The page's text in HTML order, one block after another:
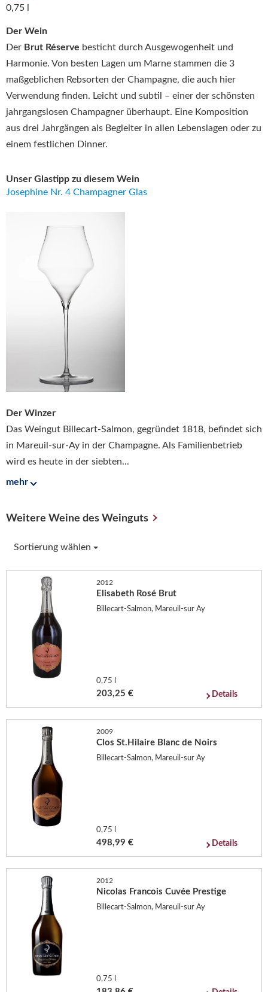
Der Wein
Der Brut Réserve besticht durch Ausgewogenheit und
Harmonie. Von besten Lagen um Marne stammen die 3
maßgeblichen Rebsorten der Champagne, die auch hier
Verwendung finden. Leicht und subtil – einer der schönsten
jahrgangslosen Champagner überhaupt. Eine Komposition
aus drei Jahrgängen als Begleiter in allen Lebenslagen oder zu
einem festlichen Dinner.
Unser Glastipp zu diesem Wein
Josephine Nr. 4 Champagner Glas
Der Winzer
Das Weingut Billecart-Salmon, gegründet 1818, befindet sich
in Mareuil-sur-Ay in der Champagne. Als Familienbetrieb
wird es heute in der siebten...
mehr
0,75 l
Weitere Weine des Weinguts
Sortierung wählen
2012
Elisabeth Rosé Brut
Billecart-Salmon, Mareuil-sur Ay
0,75 l
203,25 € Details
2009
Clos St.Hilaire Blanc de Noirs
Billecart-Salmon, Mareuil-sur Ay
0,75 l
498,99 € Details
2012
Nicolas Francois Cuvée Prestige
Billecart-Salmon, Mareuil-sur Ay
0,75 l